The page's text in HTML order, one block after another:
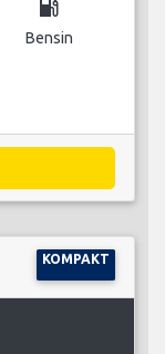
local_gas_station
Bensin
KOMPAKT